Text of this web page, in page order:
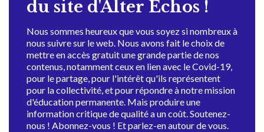
du site d'Alter Échos !
Nous sommes heureux que vous soyez si nombreux à
nous suivre sur le web. Nous avons fait le choix de
mettre en accès gratuit une grande partie de nos
contenus, notamment ceux en lien avec le Covid-19,
pour le partage, pour l'intérêt qu'ils représentent
pour la collectivité, et pour répondre à notre mission
d'éducation permanente. Mais produire une
information critique de qualité a un coût. Soutenez-
nous ! Abonnez-vous ! Et parlez-en autour de vous.